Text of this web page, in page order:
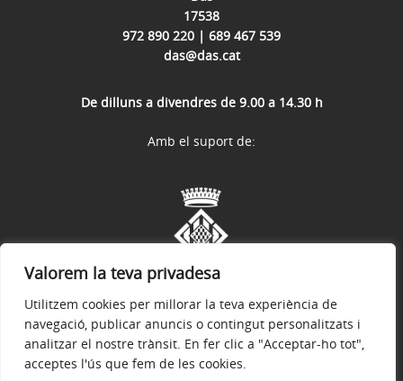
Valorem la teva privadesa
Utilitzem cookies per millorar la teva experiència de
navegació, publicar anuncis o contingut personalitzats i
analitzar el nostre trànsit. En fer clic a "Acceptar-ho tot",
acceptes l'ús que fem de les cookies.
17538
972 890 220 | 689 467 539
das@das.cat
De dilluns a divendres de 9.00 a 14.30 h
Avís legal Política de privacitat
Amb el suport de: